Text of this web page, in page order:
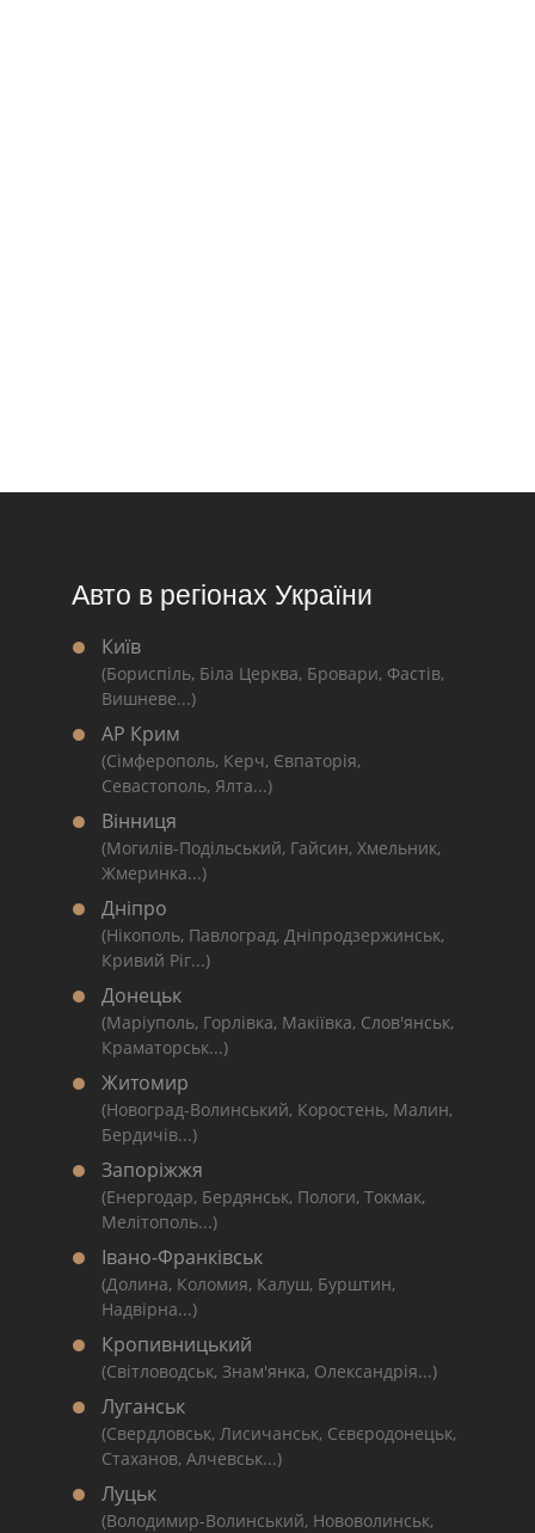
Авто в регіонах України
Київ
(Бориспіль, Біла Церква, Бровари, Фастів,
Вишневе...)
АР Крим
(Сімферополь, Керч, Євпаторія,
Севастополь, Ялта...)
Вінниця
(Могилів-Подільський, Гайсин, Хмельник,
Жмеринка...)
Дніпро
(Нікополь, Павлоград, Дніпродзержинськ,
Кривий Ріг...)
Донецьк
(Маріуполь, Горлівка, Макіївка, Слов'янськ,
Краматорськ...)
Житомир
(Новоград-Волинський, Коростень, Малин,
Бердичів...)
Запоріжжя
(Енергодар, Бердянськ, Пологи, Токмак,
Мелітополь...)
Івано-Франківськ
(Долина, Коломия, Калуш, Бурштин,
Надвірна...)
Кропивницький
(Світловодськ, Знам'янка, Олександрія...)
Луганськ
(Свердловськ, Лисичанськ, Сєвєродонецьк,
Стаханов, Алчевськ...)
Луцьк
(Володимир-Волинський, Нововолинськ,